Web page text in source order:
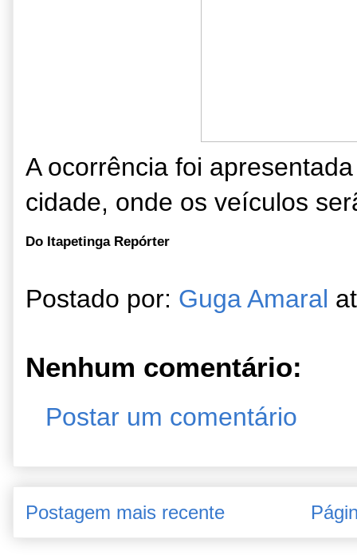
A ocorrência foi
cidade, onde os veículos
Do Itapetinga Repórter
Postado por: Guga Amaral
Nenhum comentário:
Postar um comentário
Postagem mais recente